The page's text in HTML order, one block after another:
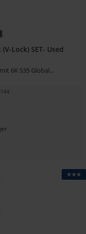
Lock) SET- Used
6K S35 Global...
★★★